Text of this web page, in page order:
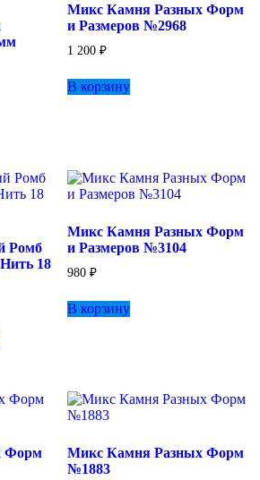
Микс Камня Разных Форм
и Размеров №2968
1 200 ₽
В корзину
Ромб
18
Микс Камня Разных Форм
и Размеров №3104
980 ₽
В корзину
Форм
Микс Камня Разных Форм
№1883